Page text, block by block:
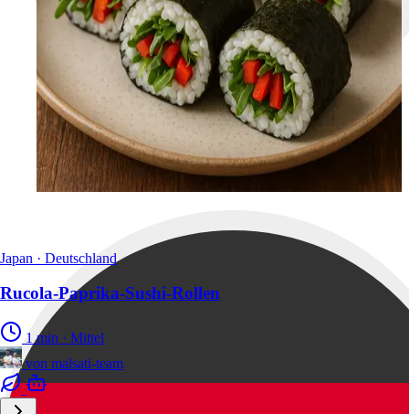
Japan · Deutschland
Rucola-Paprika-Sushi-Rollen
1 min · Mittel
von malsati-team